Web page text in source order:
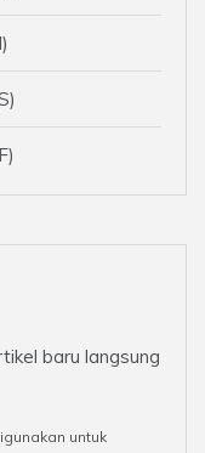
baru langsung
untuk